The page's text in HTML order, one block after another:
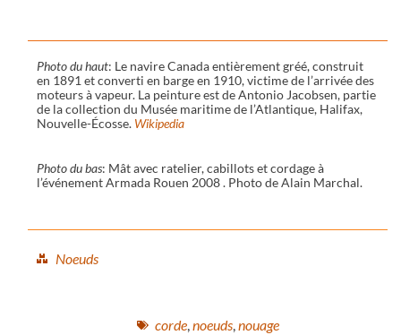
Photo du haut: Le navire Canada entièrement gréé, construit
en 1891 et converti en barge en 1910, victime de l’arrivée des
moteurs à vapeur. La peinture est de Antonio Jacobsen, partie
de la collection du Musée maritime de l’Atlantique, Halifax,
Nouvelle-Écosse. Wikipedia
Photo du bas: Mât avec ratelier, cabillots et cordage à
l’événement Armada Rouen 2008 . Photo de Alain Marchal.
Noeuds
corde, noeuds, nouage